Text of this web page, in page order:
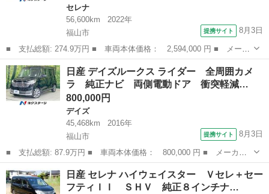
セレナ
56,600km
2022年
福山市
提携サイト 8月3日
■ 支払総額: 274.9万円 ■ 車両本体価格： 2,594,000 円 ■ メーカ
ー名： 日産 ■ 車種名： セレナ ■ グレード名： ｅ－パワー
ハイウェイスターＶ 両側電動ドア 純正１０型ナビ 全周囲カメ
ラ プロパ...
広島 福山市 セレナ
日産 デイズルークス ライダー 全周囲カメ
ラ 純正ナビ 両側電動ドア 衝突軽減…
800,000円
デイズ
45,468km
2016年
福山市
提携サイト 8月3日
■ 支払総額: 87.9万円 ■ 車両本体価格： 800,000 円 ■ メーカー
名： 日産 ■ 車種名： デイズルークス ■ グレード名： ライダ
ー 全周囲カメラ 純正ナビ 両側電動ドア 衝突軽減 ＥＴＣ ス
マートキー ...
広島 福山市 デイズ
日産 セレナ ハイウェイスター Ｖセレ＋セー
フティＩＩ ＳＨＶ 純正８インチナ…